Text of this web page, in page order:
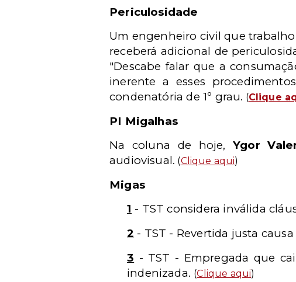
Periculosidade
Um engenheiro civil que
receberá adicional de
"Descabe falar que a
inerente a esses
condenatória de 1º grau. (Clique
PI Migalhas
Na coluna de hoje,Ygor
audiovisual. (Clique aqui)
Migas
1 - TST considera inválida
2 - TST - Revertida justa
3 - TST - Empregada que
indenizada. (Clique aqui)